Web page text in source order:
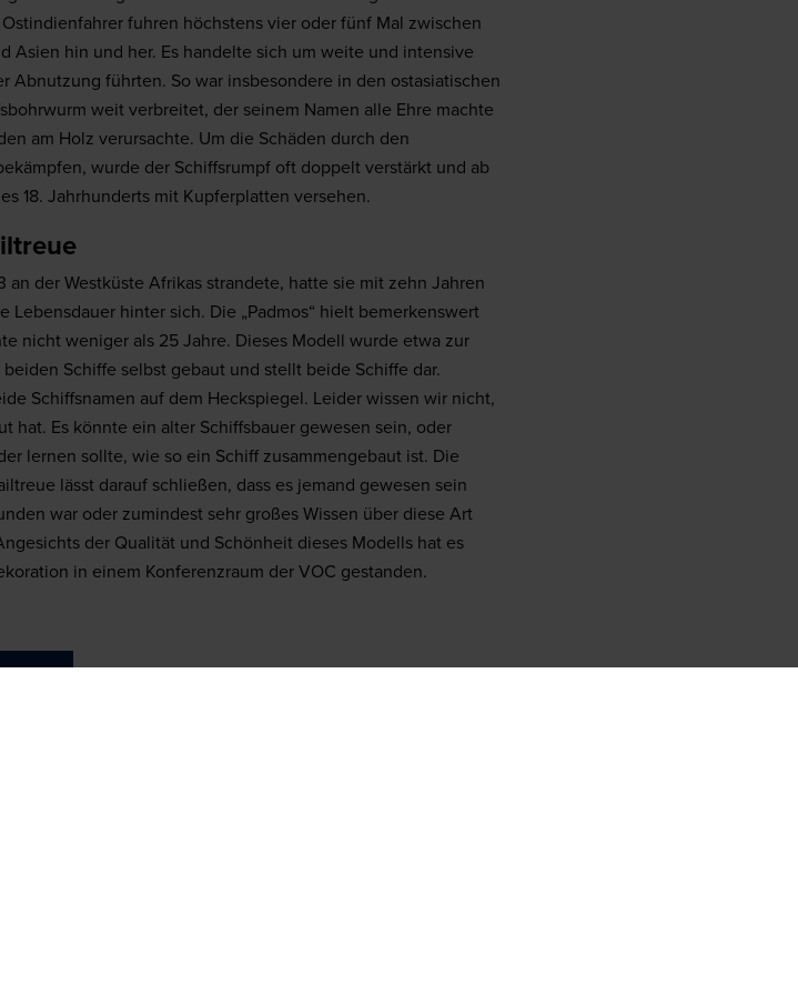
fuhren höchstens vier oder fünf Mal zwischen
Asien hin und her. Es handelte sich um weite und intensive
Abnutzung führten. So war insbesondere in den ostasiatischen
weit verbreitet, der seinem Namen alle Ehre machte
am Holz verursachte. Um die Schäden durch den
wurde der Schiffsrumpf oft doppelt verstärkt und ab
18. Jahrhunderts mit Kupferplatten versehen.
an der Westküste Afrikas strandete, hatte sie mit zehn Jahren
Lebensdauer hinter sich. Die „Padmos“ hielt bemerkenswert
nicht weniger als 25 Jahre. Dieses Modell wurde etwa zur
Schiffe selbst gebaut und stellt beide Schiffe dar.
Schiffsnamen auf dem Heckspiegel. Leider wissen wir nicht,
hat. Es könnte ein alter Schiffsbauer gewesen sein, oder
lernen sollte, wie so ein Schiff zusammengebaut ist. Die
lässt darauf schließen, dass es jemand gewesen sein
war oder zumindest sehr großes Wissen über diese Art
der Qualität und Schönheit dieses Modells hat es
in einem Konferenzraum der VOC gestanden.